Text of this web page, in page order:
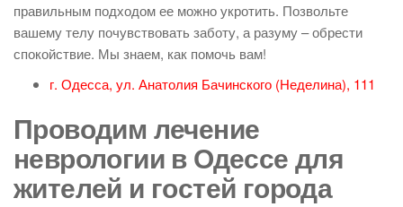
правильным подходом ее можно укротить. Позвольте
вашему телу почувствовать заботу, а разуму – обрести
спокойствие. Мы знаем, как помочь вам!
г. Одесса, ул. Анатолия Бачинского (Неделина), 111
Проводим лечение
неврологии в Одессе для
жителей и гостей города